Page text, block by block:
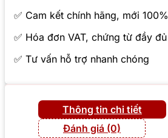
✅ Cam kết chính hãng, mới 100%
✅ Hóa đơn VAT, chứng từ đầy đủ
✅ Tư vấn hỗ trợ nhanh chóng
Thông tin chi tiết
Đánh giá (0)